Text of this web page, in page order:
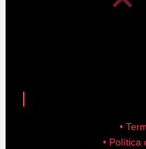
•
• Política